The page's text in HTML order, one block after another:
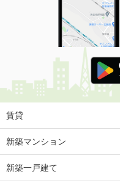
賃貸
新築マンション
新築一戸建て